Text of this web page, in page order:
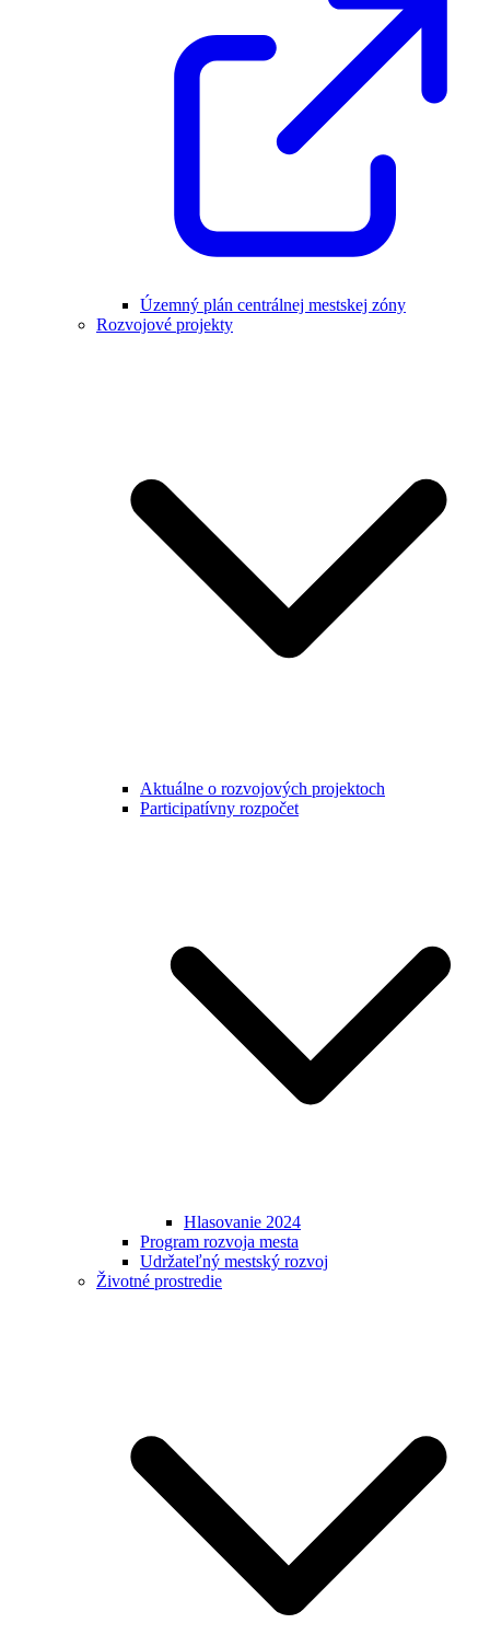
Územný plán centrálnej mestskej zóny
Rozvojové projekty
Aktuálne o rozvojových projektoch
Participatívny rozpočet
Hlasovanie 2024
Program rozvoja mesta
Udržateľný mestský rozvoj
Životné prostredie